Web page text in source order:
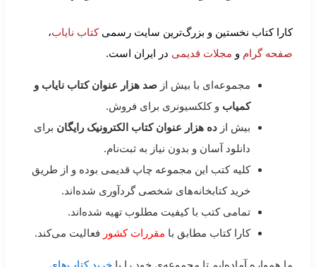
کارا کتاب نخستین و بزرگ‌ترین سایت رسمیکتاب نایاب،
صفحه گرام و مجلات قدیمی در ایران است.
مجموعه‌ای با بیش از صد هزار عنوان کتاب نایاب و
کمیاب و کلکسیونری برای فروش.
بیش از ده هزار عنوان کتاب الکترونیک رایگان برای
دانلود آسان و بدون نیاز به ثبت‌نام.
کلیه کتب این مجموعه چاپ قدیمی بوده و از طریق
خرید کتابخانه‌های شخصی گردآوری شده‌اند.
تمامی کتب با کیفیت مطلوب تهیه شده‌اند.
کارا کتاب مطابق با مقررات کشور فعالیت می‌کند.